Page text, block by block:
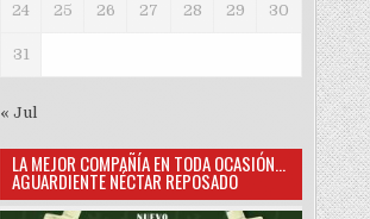
24 25 26 27 28 29 30
31
« Jul
LA MEJOR COMPAÑÍA EN TODA OCASIÓN…
AGUARDIENTE NÉCTAR REPOSADO